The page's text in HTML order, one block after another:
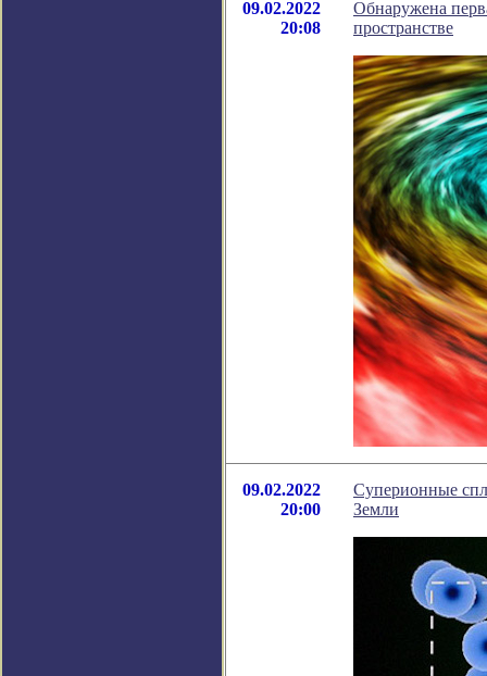
09.02.2022
20:08
Обнаружена
пространстве
09.02.2022
20:00
Суперионные
Земли